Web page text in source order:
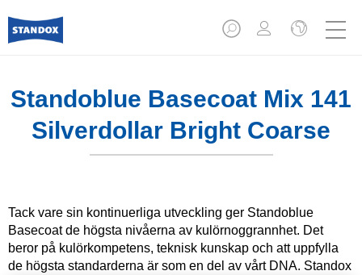
Standoblue Basecoat Mix 141
Silverdollar Bright Coarse
Tack vare sin kontinuerliga utveckling ger Standoblue
Basecoat de högsta nivåerna av kulörnoggrannhet. Det
beror på kulörkompetens, teknisk kunskap och att uppfylla
de högsta standarderna är som en del av vårt DNA. Standox